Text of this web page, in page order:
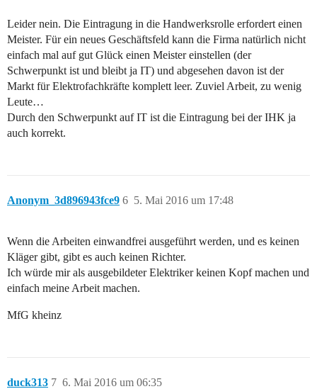
Leider nein. Die Eintragung in die Handwerksrolle erfordert einen
Meister. Für ein neues Geschäftsfeld kann die Firma natürlich nicht
einfach mal auf gut Glück einen Meister einstellen (der
Schwerpunkt ist und bleibt ja IT) und abgesehen davon ist der
Markt für Elektrofachkräfte komplett leer. Zuviel Arbeit, zu wenig
Leute…
Durch den Schwerpunkt auf IT ist die Eintragung bei der IHK ja
auch korrekt.
Anonym_3d896943fce9 5. Mai 2016 um 17:48
6
Wenn die Arbeiten einwandfrei ausgeführt werden, und es keinen
Kläger gibt, gibt es auch keinen Richter.
Ich würde mir als ausgebildeter Elektriker keinen Kopf machen und
einfach meine Arbeit machen.
MfG kheinz
duck313 6. Mai 2016 um 06:35
7